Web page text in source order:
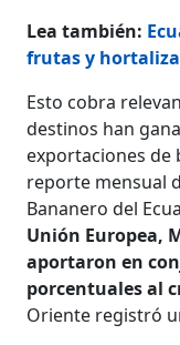
Lea también:
frutas y
Esto cobra
destinos han
exportaciones de
reporte mensual
Bananero del
Unión Europea,
aportaron en
porcentuales al
Oriente registró